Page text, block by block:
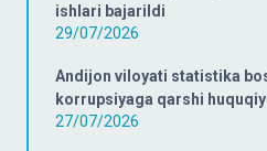
ishlari bajarildi
29/07/2026
Andijon viloyati statistika
korrupsiyaga qarshi
27/07/2026